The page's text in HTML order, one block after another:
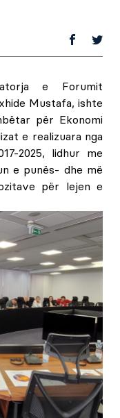
e Forumit
Mustafa, ishte
për Ekonomi
e realizuara nga
2025, lidhur me
e punës- dhe më
për lejen e